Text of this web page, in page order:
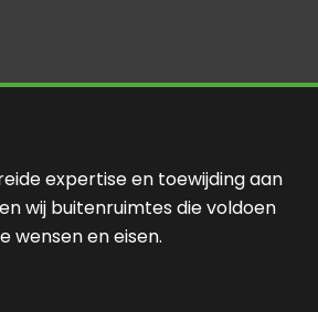
expertise en toewijding aan
wij buitenruimtes die voldoen
wensen en eisen.